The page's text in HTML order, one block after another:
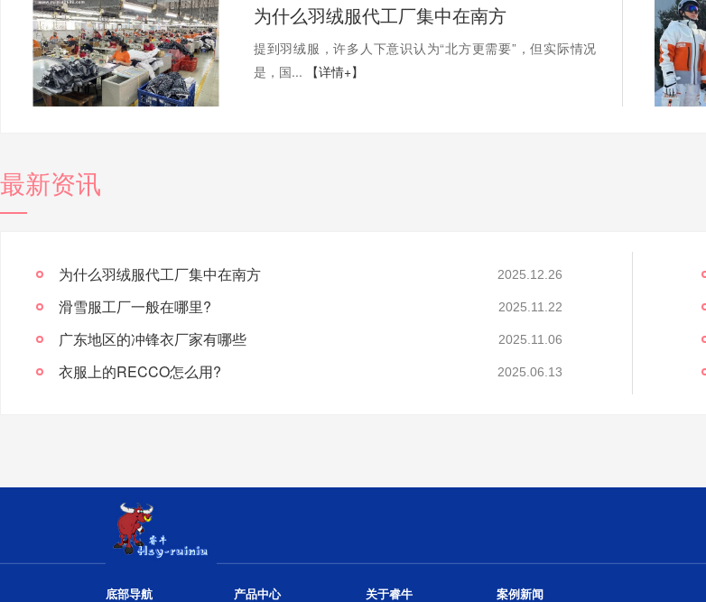
为什么羽绒服代工厂集中在南方
提到羽绒服，许多人下意识认为“北方更需要”，但实际情况
是，国...
【详情+】
最新资讯
为什么羽绒服代工厂集中在南方 2025.12.26
滑雪服工厂一般在哪里? 2025.11.22
广东地区的冲锋衣厂家有哪些 2025.11.06
衣服上的RECCO怎么用? 2025.06.13
底部导航 产品中心 关于睿牛 案例新闻